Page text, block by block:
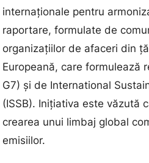
internaționale pentru
raportare, formulate de
organizațiilor de afaceri din
Europeană, care formulează
G7) și de International
(ISSB). Inițiativa este văzută
crearea unui limbaj global
emisiilor.